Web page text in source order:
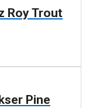
Roy Trout
Pine